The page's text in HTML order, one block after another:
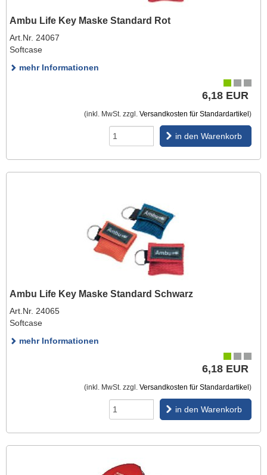
Ambu Life Key Maske Standard Rot
Art.Nr. 24067
Softcase
mehr Informationen
6,18 EUR
(inkl. MwSt. zzgl. Versandkosten für Standardartikel )
in den Warenkorb
Ambu Life Key Maske Standard Schwarz
Art.Nr. 24065
Softcase
mehr Informationen
6,18 EUR
(inkl. MwSt. zzgl. Versandkosten für Standardartikel )
in den Warenkorb